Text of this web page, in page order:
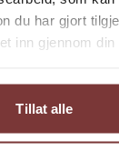
du har gjort
inn gjennom din
Tillat alle